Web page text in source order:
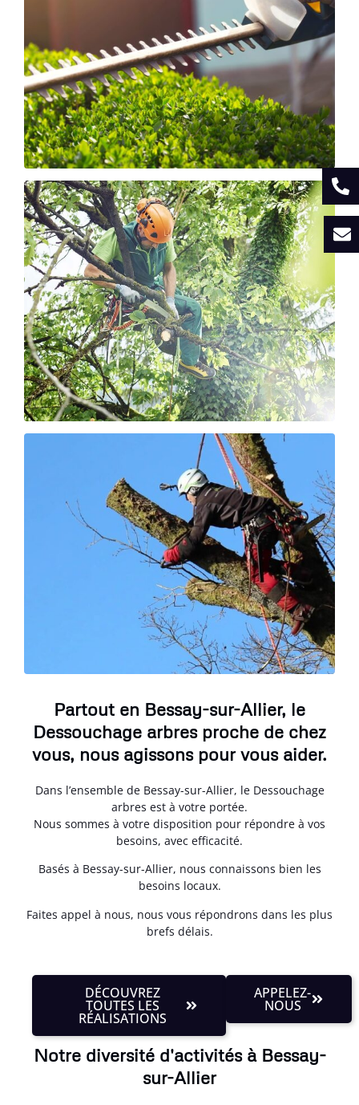
Partout en Bessay-sur-Allier, le
Dessouchage arbres proche de chez
vous, nous agissons pour vous aider.
Dans l’ensemble de Bessay-sur-Allier, le Dessouchage
arbres est à votre portée.
Nous sommes à votre disposition pour répondre à vos
besoins, avec efficacité.
Basés à Bessay-sur-Allier, nous connaissons bien les
besoins locaux.
Faites appel à nous, nous vous répondrons dans les plus
brefs délais.
DÉCOUVREZ
TOUTES LES
RÉALISATIONS
APPELEZ-
NOUS
Notre diversité d'activités à Bessay-
sur-Allier